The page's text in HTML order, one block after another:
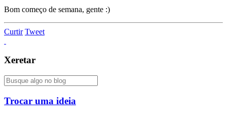
Bom começo de semana, gente :)
Curtir Tweet
Xeretar
Trocar uma ideia